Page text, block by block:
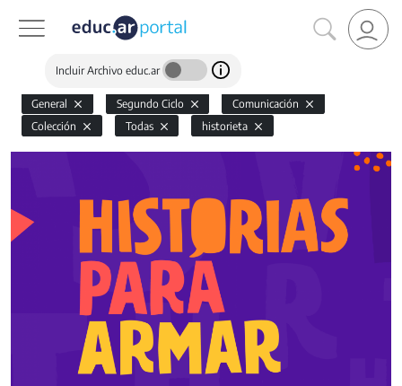
Incluir Archivo educ.ar
General Segundo Ciclo
Comunicación
Colección
Todas historieta